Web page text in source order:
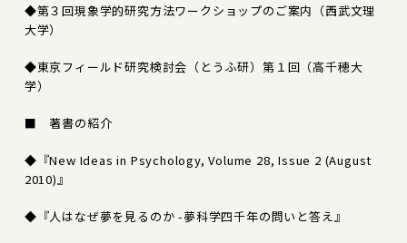
◆第３回現象学的研究方法ワークショップのご案内（西武文理
大学）
◆東京フィールド研究検討会（とうふ研）第１回（高千穂大
学）
■ 著書の紹介
◆『New Ideas in Psychology, Volume 28, Issue 2 (August
2010)』
◆『人はなぜ夢を見るのか -夢科学四千年の問いと答え』